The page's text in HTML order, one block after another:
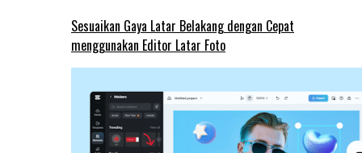
Sesuaikan Gaya Latar Belakang dengan Cepat
menggunakan Editor Latar Foto